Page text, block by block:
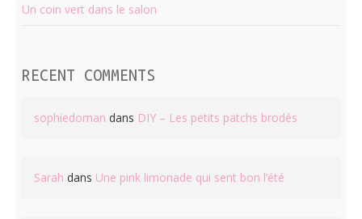
Un coin vert dans le salon
RECENT COMMENTS
sophiedoman dans DIY – Les petits patchs brodés
Sarah dans Une pink limonade qui sent bon l’été